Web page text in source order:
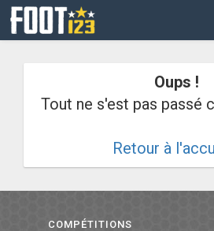
CM
Oups !
Tout ne s'est pas passé
Retour à
COMPÉTITIONS